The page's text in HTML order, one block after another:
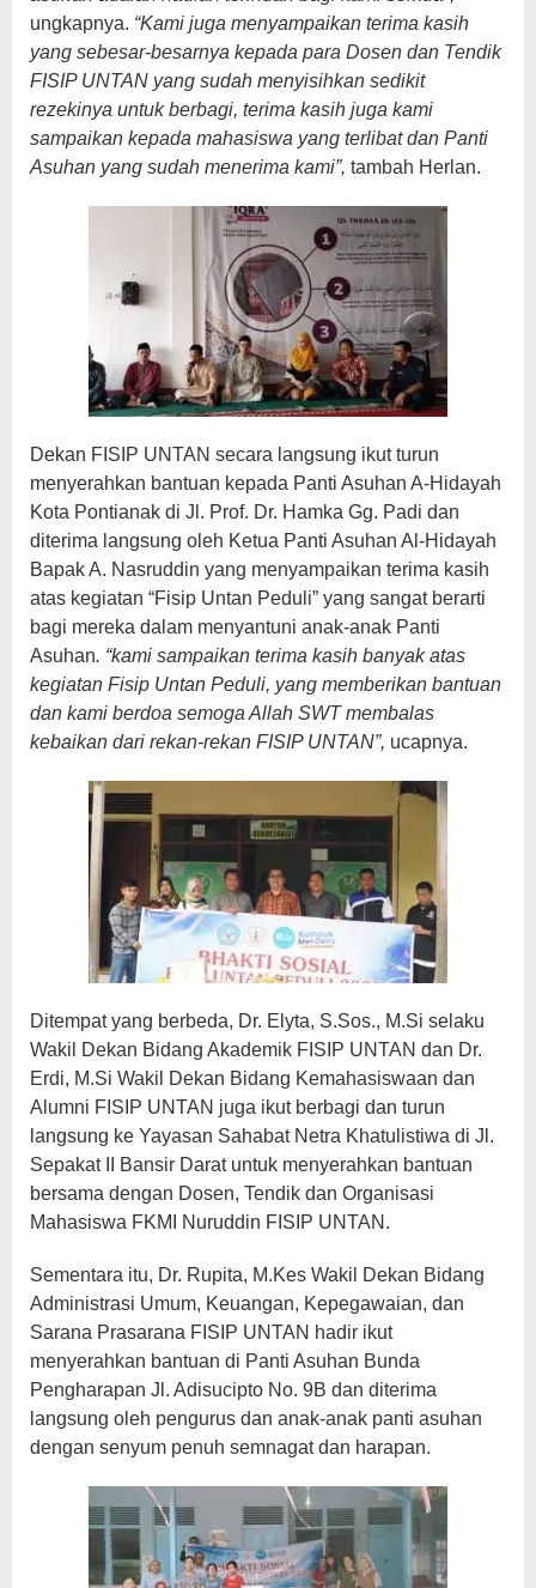
ungkapnya. “Kami juga menyampaikan terima kasih
yang sebesar-besarnya kepada para Dosen dan Tendik
FISIP UNTAN yang sudah menyisihkan sedikit
rezekinya untuk berbagi, terima kasih juga kami
sampaikan kepada mahasiswa yang terlibat dan Panti
Asuhan yang sudah menerima kami”, tambah Herlan.
Dekan FISIP UNTAN secara langsung ikut turun
menyerahkan bantuan kepada Panti Asuhan A-Hidayah
Kota Pontianak di Jl. Prof. Dr. Hamka Gg. Padi dan
diterima langsung oleh Ketua Panti Asuhan Al-Hidayah
Bapak A. Nasruddin yang menyampaikan terima kasih
atas kegiatan “Fisip Untan Peduli” yang sangat berarti
bagi mereka dalam menyantuni anak-anak Panti
Asuhan. “kami sampaikan terima kasih banyak atas
kegiatan Fisip Untan Peduli, yang memberikan bantuan
dan kami berdoa semoga Allah SWT membalas
kebaikan dari rekan-rekan FISIP UNTAN”, ucapnya.
Ditempat yang berbeda, Dr. Elyta, S.Sos., M.Si selaku
Wakil Dekan Bidang Akademik FISIP UNTAN dan Dr.
Erdi, M.Si Wakil Dekan Bidang Kemahasiswaan dan
Alumni FISIP UNTAN juga ikut berbagi dan turun
langsung ke Yayasan Sahabat Netra Khatulistiwa di Jl.
Sepakat II Bansir Darat untuk menyerahkan bantuan
bersama dengan Dosen, Tendik dan Organisasi
Mahasiswa FKMI Nuruddin FISIP UNTAN.
Sementara itu, Dr. Rupita, M.Kes Wakil Dekan Bidang
Administrasi Umum, Keuangan, Kepegawaian, dan
Sarana Prasarana FISIP UNTAN hadir ikut
menyerahkan bantuan di Panti Asuhan Bunda
Pengharapan Jl. Adisucipto No. 9B dan diterima
langsung oleh pengurus dan anak-anak panti asuhan
dengan senyum penuh semnagat dan harapan.